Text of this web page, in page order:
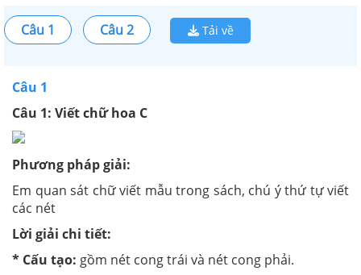
Câu 1 Câu 2 Tải về
Câu 1
Câu 1: Viết chữ hoa C
Phương pháp giải:
Em quan sát chữ viết mẫu trong sách, chú ý thứ tự viết
các nét
Lời giải chi tiết:
* Cấu tạo: gồm nét cong trái và nét cong phải.